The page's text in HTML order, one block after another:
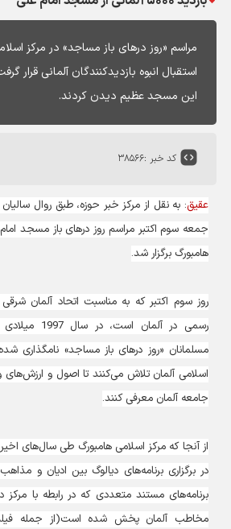
مراسم «روز درهای باز مساجد» در مرکز
این مسجد عظیم دیدن کردند.
کد خبر :۳۸۵۶۶
عقیق: به نقل از مرکز خبر حوزه، طبق روال سالیان
جمعه سوم اکتبر مراسم روز درهای باز مسجد
هامبورگ برگزار شد.
روز سوم اکتبر که به مناسبت اتحاد آلمان
رسمی در آلمان است،
مسلمانان «روز درهای باز مساجد» نامگذاری
اسلامی آلمان تلاش می‌کنند تا اصول و ارزش‌های
جامعه آلمان معرفی کنند.
از آنجا که مرکز اسلامی هامبورگ طی سال‌های اخیر
در برگزاری برنامه‌های دیالوگ بین ادیان و مذاهب
برنامه‌های مستند متعددی که در رابطه با مرکز
مخاطب آلمان پخش شده است(از جمله فیلم